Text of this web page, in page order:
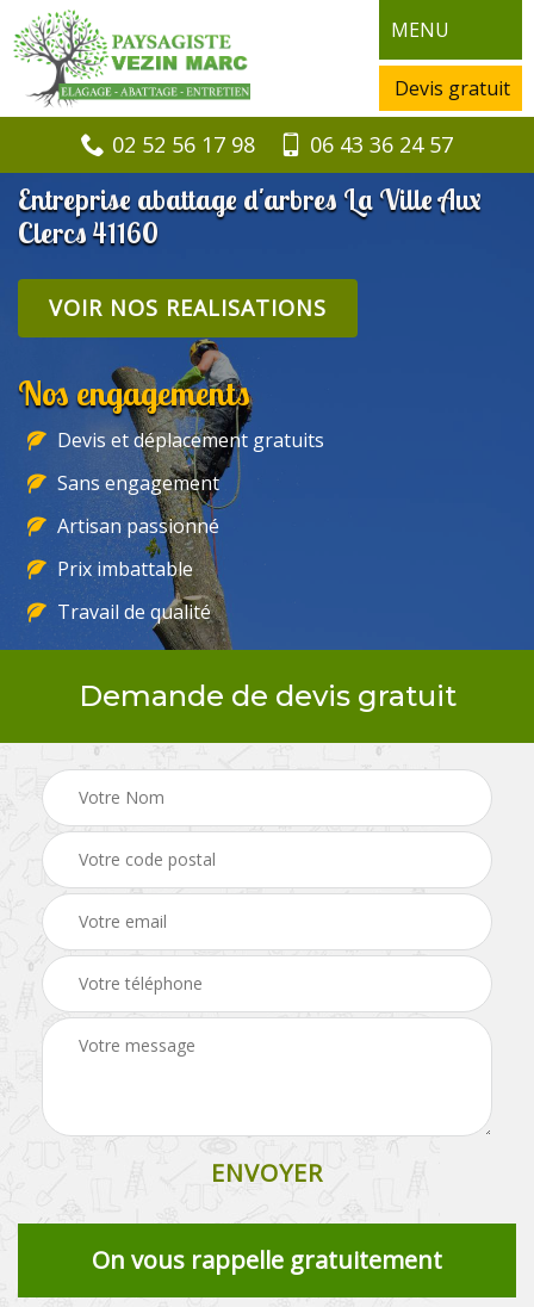
MENU
Devis gratuit
02 52 56 17 98 06 43 36 24 57
Entreprise abattage d'arbres La Ville Aux
Clercs 41160
VOIR NOS REALISATIONS
Nos engagements
Devis et déplacement gratuits
Sans engagement
Artisan passionné
Prix imbattable
Travail de qualité
Demande de devis gratuit
On vous rappelle gratuitement